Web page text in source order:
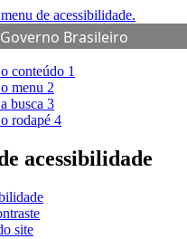
de acessibilidade.
Brasileiro
conteúdo 1
menu 2
busca 3
rodapé 4
acessibilidade
site